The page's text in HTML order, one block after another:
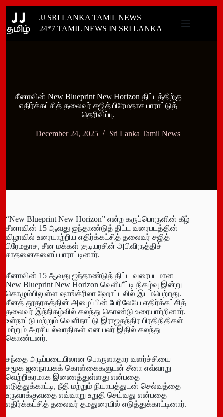
content
JJ SRI LANKA TAMIL NEWS
24*7 TAMIL NEWS IN SRI LANKA
சீனாவின் New Blueprint New Horizon திட்டத்திற்கு
எதிர்க்கட்சித் தலைவர் சஜித் பிரேமதாச பாராட்டுத்
தெரிவிப்பு.
December 24, 2025 Sri Lanka Tamil News
“New Blueprint New Horizon” என்ற கருப்பொருளின் கீழ்
சீனாவின் 15 ஆவது ஐந்தாண்டுத் திட்ட வரைபடத்தின்
விழாவில் உரையாற்றிய எதிர்க்கட்சித் தலைவர் சஜித்
பிரேமதாச, சீன மக்கள் குடியரசின் அபிவிருத்திச்
சாதனைகளைப் பாராட்டினார்.
சீனாவின் 15 ஆவது ஐந்தாண்டுத் திட்ட வரைபடமான
New Blueprint New Horizon வெளியீட்டி நிகழ்வு இன்று
கொழும்பிலுள்ள ஷாங்க்ரிலா ஹோட்டலில் இடம்பெற்றது.
சீனத் தூதரகத்தின் அழைப்பின் பேரிலேயே எதிர்க்கட்சித்
தலைவர் இந்நிகழ்வில் கலந்து கொண்டு உரையாற்றினார்.
உள்நாட்டு மற்றும் வெளிநாட்டு இராஜதந்திர பிரதிநிதிகள்
மற்றும் அரசியல்வாதிகள் என பலர் இதில் கலந்து
கொண்டனர்.
சந்தை அடிப்படையிலான பொருளாதார வளர்ச்சியை
சமூக ஜனநாயகக் கொள்கைகளுடன் சீனா எவ்வாறு
வெற்றிகரமாக இணைத்துள்ளது என்பதை
எடுத்துக்காட்டி, நீதி மற்றும் நியாயத்துடன் செல்வத்தை
உருவாக்குவதை எவ்வாறு உறுதி செய்வது என்பதை
எதிர்க்கட்சித் தலைவர் தமதுரையில் எடுத்துக்காட்டினார்.